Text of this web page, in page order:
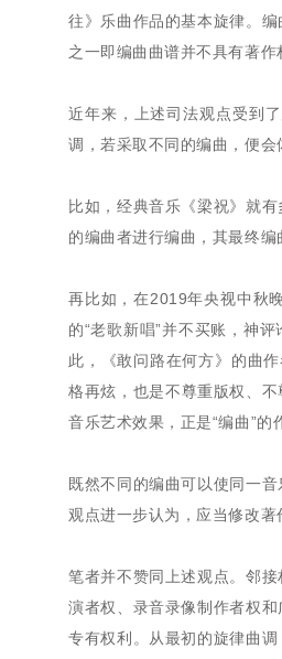
往》乐曲作品的基本旋律。
之一即编曲曲谱并不具有著作
近年来，上述司法观点受到
调，若采取不同的编曲，便会
比如，经典音乐《梁祝》就
的编曲者进行编曲，其最终编
再比如，在2019年央视中秋
的“老歌新唱”并不买账，神
此，《敢问路在何方》的曲
格再炫，也是不尊重版权、
音乐艺术效果，正是“编曲”的
既然不同的编曲可以使同一
观点进一步认为，应当修改著
笔者并不赞同上述观点。邻
演者权、录音录像制作者权
专有权利。从最初的旋律曲